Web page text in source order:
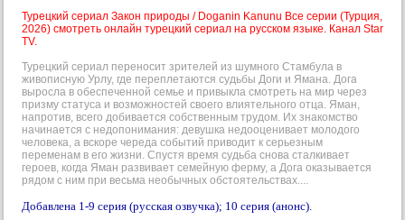
Турецкий сериал Закон природы / Doganin Kanunu Все серии (Турция,
2026) смотреть онлайн турецкий сериал на русском языке. Канал Star
TV.
Турецкий сериал переносит зрителей из шумного Стамбула в
живописную Урлу, где переплетаются судьбы Доги и Ямана. Дога
выросла в обеспеченной семье и привыкла смотреть на мир через
призму статуса и возможностей своего влиятельного отца. Яман,
напротив, всего добивается собственным трудом. Их знакомство
начинается с недопонимания: девушка недооценивает молодого
человека, а вскоре череда событий приводит к серьезным
переменам в его жизни. Спустя время судьба снова сталкивает
героев, когда Яман развивает семейную ферму, а Дога оказывается
рядом с ним при весьма необычных обстоятельствах....
Добавлена 1-9 серия (русская озвучка); 10 серия (анонс).